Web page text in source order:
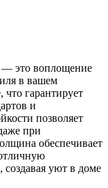
это воплощение
в вашем
гарантирует
и
позволяет
при
обеспечивает
создавая уют в доме